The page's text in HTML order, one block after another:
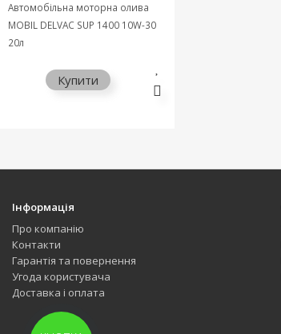
Автомобільна моторна олива
MOBIL DELVAC SUP 1400 10W-30
20л
Купити
Інформація
Про компанію
Контакти
Гарантія та повернення
Угода користувача
Доставка і оплата